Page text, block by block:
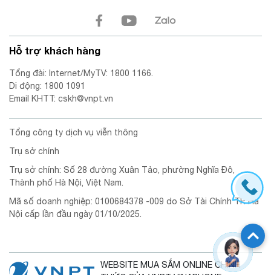
Hỗ trợ khách hàng
Tổng đài: Internet/MyTV: 1800 1166.
Di động: 1800 1091
Email KHTT: cskh@vnpt.vn
Tổng công ty dịch vụ viễn thông
Trụ sở chính
Trụ sở chính: Số 28 đường Xuân Tảo, phường Nghĩa Đô,
Thành phố Hà Nội, Việt Nam.
Mã số doanh nghiệp: 0100684378 -009 do Sở Tài Chính TP. Hà
Nội cấp lần đầu ngày 01/10/2025.
WEBSITE MUA SẮM ONLINE CHÍNH